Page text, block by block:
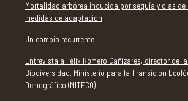
Mortalidad arbórea inducida por sequía y olas de
medidas de adaptación
Un cambio recurrente
Entrevista a Félix Romero Cañizares, director de
Biodiversidad. Ministerio para la Transición
Demográfico (MITECO)